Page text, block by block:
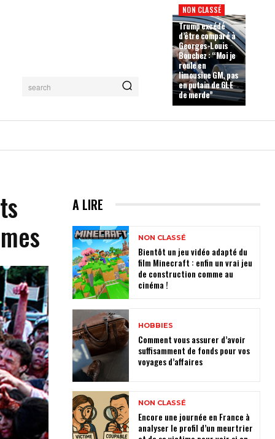
search
NON CLASSÉ
Trump excédé
d’être comparé à
Georges-Louis
Bouchez : “Moi je
roule en
limousine GM, pas
en putain de GLE
de merde”
A LIRE
NON CLASSÉ
Bientôt un jeu vidéo adapté du
film Minecraft : enfin un vrai jeu
de construction comme au
cinéma !
HOBBIES
Comment vous assurer d’avoir
suffisamment de fonds pour vos
voyages d’affaires
NON CLASSÉ
Encore une journée en France à
analyser le profil d’un meurtrier